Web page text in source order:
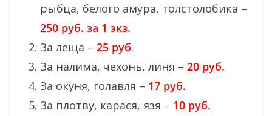
рыбца, белого амура, толстолобика –
250 руб. за 1 экз.
За леща – 25 руб.
За налима, чехонь, линя – 20 руб.
За окуня, голавля – 17 руб.
За плотву, карася, язя – 10 руб.